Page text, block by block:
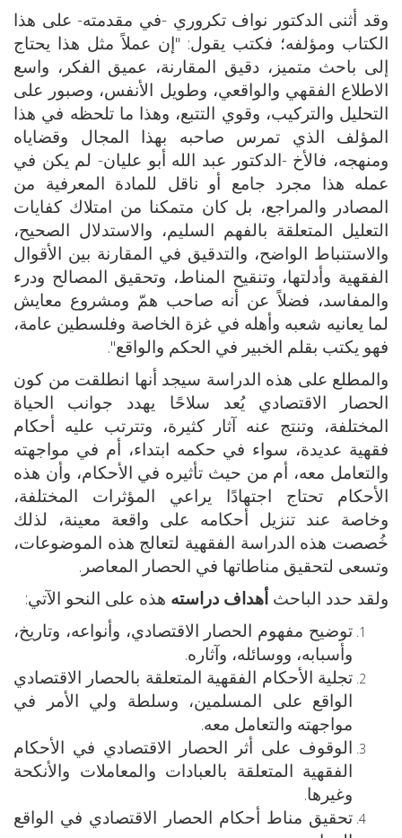
وقد أثنى الدكتور نواف تكروري -في مقدمته- على هذا
الكتاب ومؤلفه؛ فكتب يقول: "إن عملاً مثل هذا يحتاج
إلى باحث متميز، دقيق المقارنة، عميق الفكر، واسع
الاطلاع الفقهي والواقعي، وطويل الأنفس، وصبور على
التحليل والتركيب، وقوي التتبع، وهذا ما تلحظه في هذا
المؤلف الذي تمرس صاحبه بهذا المجال وقضاياه
ومنهجه، فالأخ -الدكتور عبد الله أبو عليان- لم يكن في
عمله هذا مجرد جامع أو ناقل للمادة المعرفية من
المصادر والمراجع، بل كان متمكنا من امتلاك كفايات
التعليل المتعلقة بالفهم السليم، والاستدلال الصحيح،
والاستنباط الواضح، والتدقيق في المقارنة بين الأقوال
الفقهية وأدلتها، وتنقيح المناط، وتحقيق المصالح ودرء
والمفاسد، فضلاً عن أنه صاحب همّ ومشروع معايش
لما يعانيه شعبه وأهله في غزة الخاصة وفلسطين عامة،
فهو يكتب بقلم الخبير في الحكم والواقع".
والمطلع على هذه الدراسة سيجد أنها انطلقت من كون
الحصار الاقتصادي يُعد سلاحًا يهدد جوانب الحياة
المختلفة، وتنتج عنه آثار كثيرة، وتترتب عليه أحكام
فقهية عديدة، سواء في حكمه ابتداء، أم في مواجهته
والتعامل معه، أم من حيث تأثيره في الأحكام، وأن هذه
الأحكام تحتاج اجتهادًا يراعي المؤثرات المختلفة،
وخاصة عند تنزيل أحكامه على واقعة معينة، لذلك
خُصصت هذه الدراسة الفقهية لتعالج هذه الموضوعات،
وتسعى لتحقيق مناطاتها في الحصار المعاصر.
ولقد حدد الباحث أهداف دراسته هذه على النحو الآتي:
توضيح مفهوم الحصار الاقتصادي، وأنواعه، وتاريخ،
وأسبابه، ووسائله، وآثاره.
تجلية الأحكام الفقهية المتعلقة بالحصار الاقتصادي
الواقع على المسلمين، وسلطة ولي الأمر في
مواجهته والتعامل معه.
الوقوف على أثر الحصار الاقتصادي في الأحكام
الفقهية المتعلقة بالعبادات والمعاملات والأنكحة
وغيرها.
تحقيق مناط أحكام الحصار الاقتصادي في الواقع